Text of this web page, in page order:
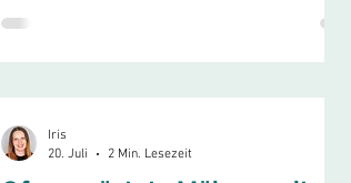
Kreatin-Aufnahme profitieren, denn es kann die
umfassenden Überblick, was Kreatin ist, was die
Forschung sagt und wie du es sinnvoll in deinen
Alltag integrieren kannst. Was ist Kreatin?
Iris
20. Juli
2 Min. Lesezeit